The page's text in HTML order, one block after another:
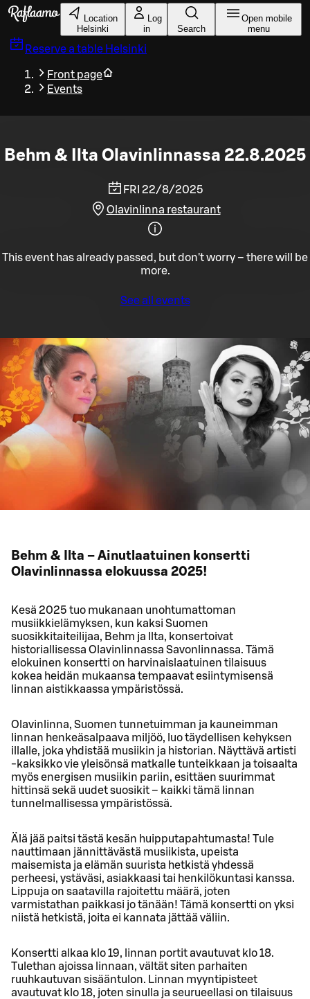
Skip to main content
Location
Helsinki
Log
in
Search
Open mobile
menu
Reserve a table Helsinki
Front page
Events
Behm & Ilta Olavinlinnassa 22.8.2025
FRI 22/8/2025
Olavinlinna restaurant
This event has already passed, but don't worry – there will be
more.
See all events
Behm & Ilta – Ainutlaatuinen konsertti
Olavinlinnassa elokuussa 2025!
Kesä 2025 tuo mukanaan unohtumattoman
musiikkielämyksen, kun kaksi Suomen
suosikkitaiteilijaa, Behm ja Ilta, konsertoivat
historiallisessa Olavinlinnassa Savonlinnassa. Tämä
elokuinen konsertti on harvinaislaatuinen tilaisuus
kokea heidän mukaansa tempaavat esiintymisensä
linnan aistikkaassa ympäristössä.
Olavinlinna, Suomen tunnetuimman ja kauneimman
linnan henkeäsalpaava miljöö, luo täydellisen kehyksen
illalle, joka yhdistää musiikin ja historian. Näyttävä artisti
-kaksikko vie yleisönsä matkalle tunteikkaan ja toisaalta
myös energisen musiikin pariin, esittäen suurimmat
hittinsä sekä uudet suosikit – kaikki tämä linnan
tunnelmallisessa ympäristössä.
Älä jää paitsi tästä kesän huipputapahtumasta! Tule
nauttimaan jännittävästä musiikista, upeista
maisemista ja elämän suurista hetkistä yhdessä
perheesi, ystäväsi, asiakkaasi tai henkilökuntasi kanssa.
Lippuja on saatavilla rajoitettu määrä, joten
varmistathan paikkasi jo tänään! Tämä konsertti on yksi
niistä hetkistä, joita ei kannata jättää väliin.
Konsertti alkaa klo 19, linnan portit avautuvat klo 18.
Tulethan ajoissa linnaan, vältät siten parhaiten
ruuhkautuvan sisääntulon. Linnan myyntipisteet
avautuvat klo 18, joten sinulla ja seurueellasi on tilaisuus